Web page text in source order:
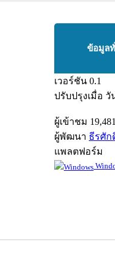
ข้อมูล
เวอร์ชัน 0.1
ปรับปรุงเมื่อ วั
ผู้เข้าชม
ผู้พัฒนา ธีรศัก
แพลตฟอร์ม